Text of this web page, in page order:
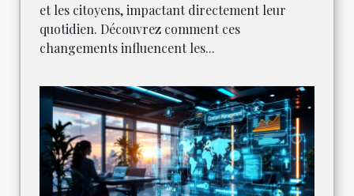
et les citoyens, impactant directement leur
quotidien. Découvrez comment ces
changements influencent les...